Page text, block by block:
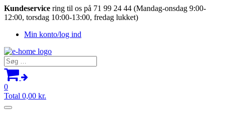
Kundeservice ring til os på 71 99 24 44 (Mandag-onsdag 9:00-
12:00, torsdag 10:00-13:00, fredag lukket)
Min konto/log ind
Søg
efter:
0
Total 0,00 kr.